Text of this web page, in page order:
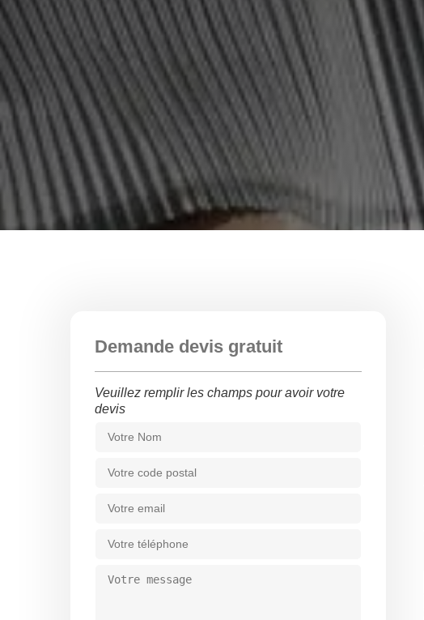
Demande devis gratuit
Veuillez remplir les champs pour avoir votre
devis